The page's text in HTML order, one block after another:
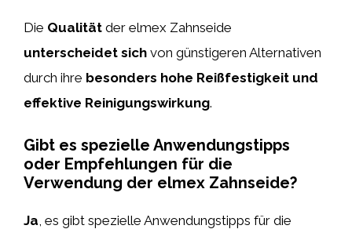
Die Qualität der elmex Zahnseide
unterscheidet sich von günstigeren Alternativen
durch ihre besonders hohe Reißfestigkeit und
effektive Reinigungswirkung.
Gibt es spezielle Anwendungstipps
oder Empfehlungen für die
Verwendung der elmex Zahnseide?
Ja , es gibt spezielle Anwendungstipps für die